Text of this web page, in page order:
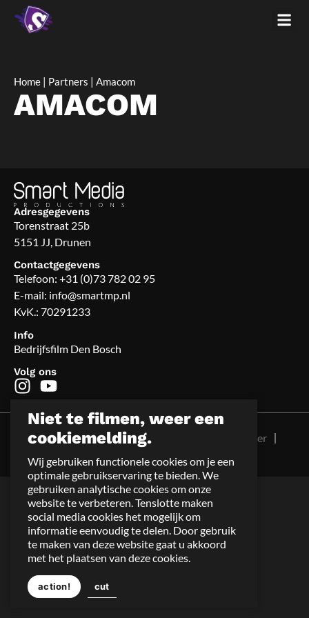
Home Partners Amacom
AMACOM
Adresgegevens
Torenstraat 25b
5151 JJ, Drunen
Contactgegevens
Telefoon: +31 (0)73 782 02 95
E-mail: info@smartmp.nl
KvK.: 70291233
Info
Bedrijfsfilm Den Bosch
Volg ons
© 2026 Smart Media Productions
Algemene voorwaarden
Disclaimer
Privacy
Site: BEWISE Solutions
Niet te filmen, weer een
cookiemelding.
Wij gebruiken functionele cookies om je een
optimale gebruikservaring te bieden. We
gebruiken analytische cookies om onze
website te verbeteren. Tenslotte maken
social media cookies het mogelijk om
informatie eenvoudig te delen. Door gebruik
te maken van deze website gaat u akkoord
met het plaatsen van deze cookies.
action! cut